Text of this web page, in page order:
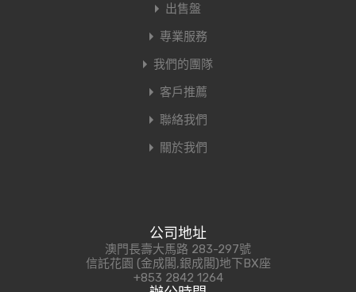
出售盤
專業服務
我們的團隊
客戶推薦
聯絡我們
關於我們
公司地址
澳門長壽大馬路 283-297號
信託花園 (金成閣,銀成閣)地下BX座
+853 2842 1264